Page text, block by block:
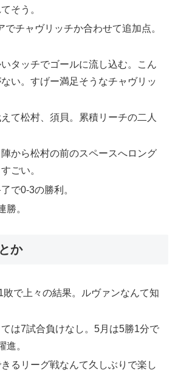
そう。
でチャヴリッチか合わせて追加点。
タッチでゴールに流し込む。こん
い。すげー満足そうなチャヴリッ
て松村、須貝。累積リーチの二人
から松村の前のスペースへロング
ごい。
で0-3の勝利。
勝。
か
敗で上々の結果。ルヴァンなんて知
は7試合負けなし。5月は5勝1分で
進。
るリーグ戦なんて久しぶりで楽し